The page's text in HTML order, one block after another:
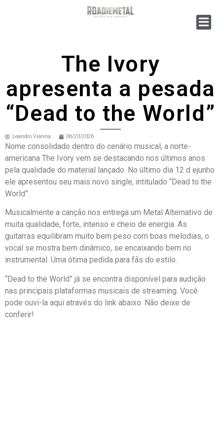
The Ivory
apresenta a pesada
“Dead to the World”
Leandro Vianna 06/20/2026
Nome consolidado dentro do cenário musical, a norte-
americana The Ivory vem se destacando nos últimos anos
pela qualidade do material lançado. No último dia 12 d ejunho
ele apresentou seu mais novo single, intitulado “Dead to the
World”.
Musicalmente a canção nos entrega um Metal Alternativo de
muita qualidade, forte, intenso e cheio de energia. As
guitarras equilibram muito bem peso com boas melodias, o
vocal se mostra bem dinâmico, se encaixando bem no
instrumental. Uma ótima pedida para fãs do estilo.
“Dead to the World” já se encontra disponível para audição
nas principais plataformas musicais de streaming. Você
pode ouvi-la aqui através do link abaixo. Não deixe de
conferir!